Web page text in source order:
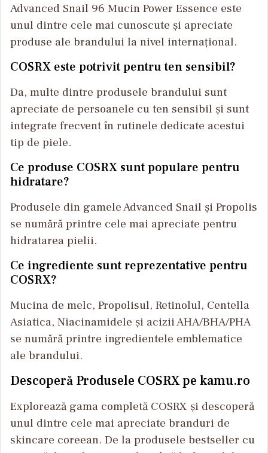
Advanced Snail 96 Mucin Power Essence este
unul dintre cele mai cunoscute și apreciate
produse ale brandului la nivel internațional.
COSRX este potrivit pentru ten sensibil?
Da, multe dintre produsele brandului sunt
apreciate de persoanele cu ten sensibil și sunt
integrate frecvent în rutinele dedicate acestui
tip de piele.
Ce produse COSRX sunt populare pentru
hidratare?
Produsele din gamele Advanced Snail și Propolis
se numără printre cele mai apreciate pentru
hidratarea pielii.
Ce ingrediente sunt reprezentative pentru
COSRX?
Mucina de melc, Propolisul, Retinolul, Centella
Asiatica, Niacinamidele și acizii AHA/BHA/PHA
se numără printre ingredientele emblematice
ale brandului.
Descoperă Produsele COSRX pe kamu.ro
Explorează gama completă COSRX și descoperă
unul dintre cele mai apreciate branduri de
skincare coreean. De la produsele bestseller cu